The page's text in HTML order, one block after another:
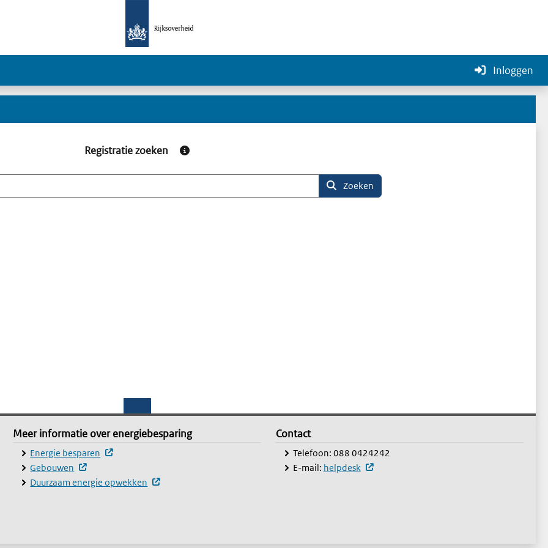
Inloggen
Registratie zoeken Informatie over registratie zoeken
Zoeken
venster)
Meer informatie over energiebesparing
Meer informatie over energiebesparing
Energie besparen
(externe website, opent in een nieuw venster)
Gebouwen
(externe website, opent in een nieuw venster)
Duurzaam energie opwekken
(externe website, opent in een nieuw venster)
Contact
Contact
Telefoon: 088 0424242
E-mail: helpdesk (externe website, opent in een nieuw